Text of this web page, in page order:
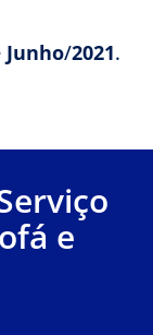
Junho/2021.
e